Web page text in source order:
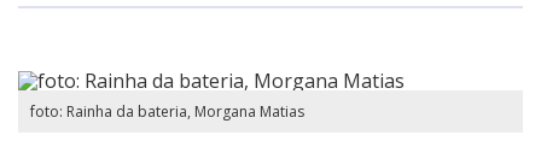
foto: Rainha da bateria, Morgana Matias